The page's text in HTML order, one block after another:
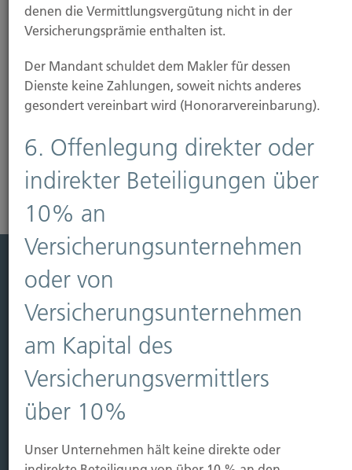
Das Unternehmen
Erfahren Sie mehr über die Hubert Brück KG. Ihr Partner
seit 1903.
Mehr erfahren
Leistung
Leben
Sichern
Immobilien Vers.
Kauf Grundstück
Baufertigstellung/Hauskauf
denen die Vermittlungsvergütung nicht in der
Versicherungsprämie enthalten ist.
Der Mandant schuldet dem Makler für dessen
Dienste keine Zahlungen, soweit nichts anderes
gesondert vereinbart wird (Honorarvereinbarung).
6. Offenlegung direkter oder
indirekter Beteiligungen über
10% an
Versicherungsunternehmen
oder von
Versicherungsunternehmen
am Kapital des
Versicherungsvermittlers
über 10%
Unser Unternehmen hält keine direkte oder